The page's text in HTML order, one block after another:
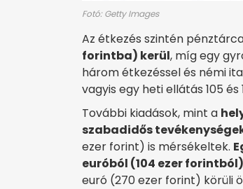
Fotó: Getty Images
Az étkezés szintén
forintba) kerül, míg egy
három étkezéssel és némi
vagyis egy heti ellátás 105
További kiadások, mint a
szabadidős
ezer forint) is mérsékeltek.
euróból (104 ezer
euró (270 ezer forint) körüli